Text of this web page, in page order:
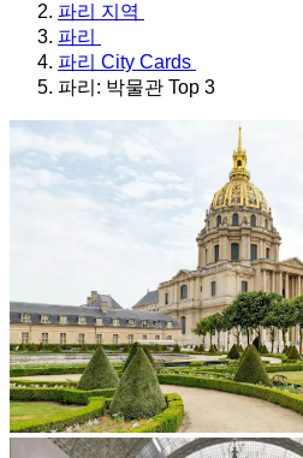
파리 지역
파리
파리 City Cards
파리: 박물관 Top 3